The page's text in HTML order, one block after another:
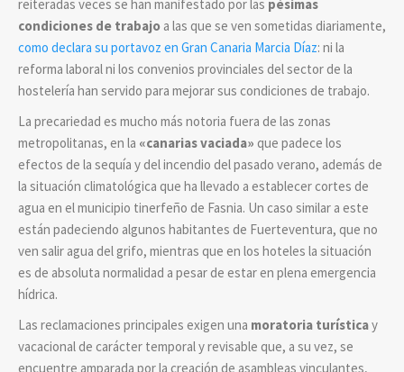
reiteradas veces se han manifestado por las pésimas
condiciones de trabajo a las que se ven sometidas diariamente,
como declara su portavoz en Gran Canaria Marcia Díaz: ni la
reforma laboral ni los convenios provinciales del sector de la
hostelería han servido para mejorar sus condiciones de trabajo.
La precariedad es mucho más notoria fuera de las zonas
metropolitanas, en la «canarias vaciada» que padece los
efectos de la sequía y del incendio del pasado verano, además de
la situación climatológica que ha llevado a establecer cortes de
agua en el municipio tinerfeño de Fasnia. Un caso similar a este
están padeciendo algunos habitantes de Fuerteventura, que no
ven salir agua del grifo, mientras que en los hoteles la situación
es de absoluta normalidad a pesar de estar en plena emergencia
hídrica.
Las reclamaciones principales exigen una moratoria turísticay
vacacional de carácter temporal y revisable que, a su vez, se
encuentre amparada por la creación de asambleas vinculantes,